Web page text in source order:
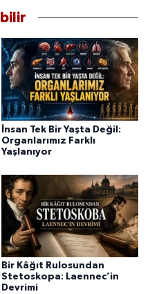
İnsan Tek Bir Yaşta Değil:
Organlarımız Farklı
Yaşlanıyor
Bir Kâğıt Rulosundan
Stetoskopa: Laennec’in
Devrimi